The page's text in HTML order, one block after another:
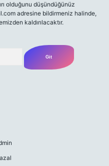
olduğunu düşündüğünüz
adresine bildirmeniz halinde,
kaldırılacaktır.